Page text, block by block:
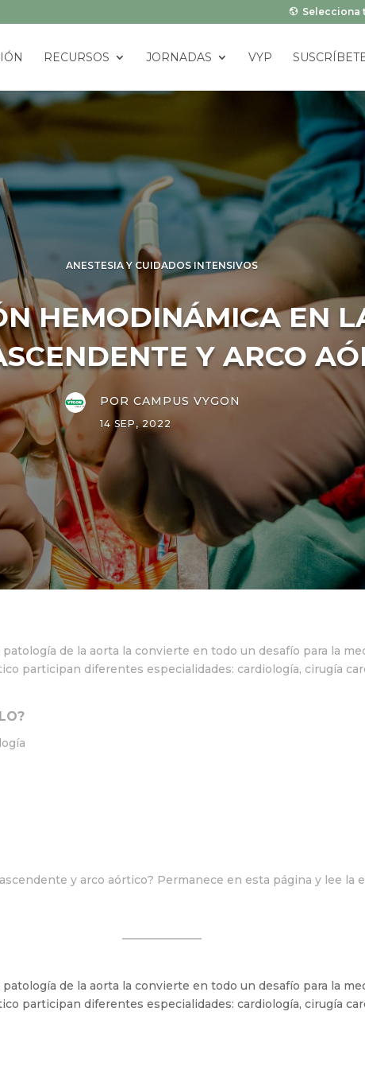
Selecciona
RECURSOS JORNADAS VYP
ANESTESIA Y CUIDADOS INTENSIVOS
HEMODINÁMICA EN
Y ARCO
POR CAMPUS VYGON
14 SEP, 2022
de la aorta la convierte en todo un desafío para la
participan diferentes especialidades: cardiología, cirugía
y arco aórtico? Permanece en esta página y lee la
de la aorta la convierte en todo un desafío para la
participan diferentes especialidades: cardiología, cirugía